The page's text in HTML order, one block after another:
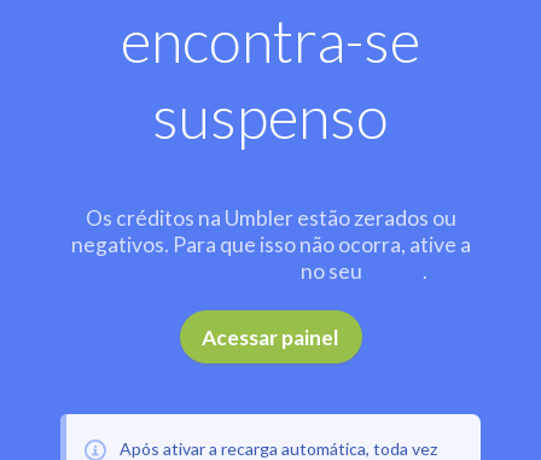
encontra-se
suspenso
Os créditos na Umbler estão zerados ou
negativos. Para que isso não ocorra, ative a
no seu .
Acessar painel
Após ativar a recarga automática, toda vez